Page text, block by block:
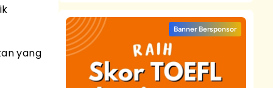
yang
Banner Bersponsor